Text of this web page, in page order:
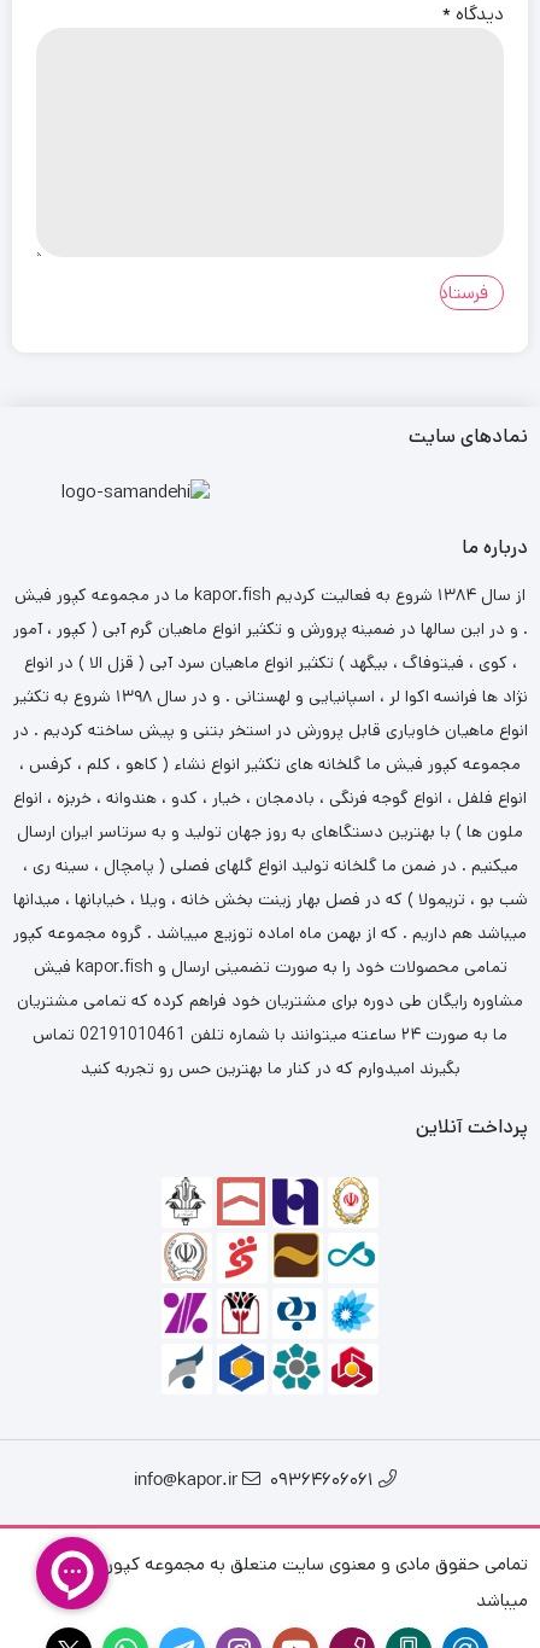
دیدگاه*
نمادهای سایت
درباره ما
ما در مجموعه کپور فیش kapor.fish از سال ۱۳۸۴ شروع به فعالیت کردیم
. و در این سالها در ضمینه پرورش و تکثیر انواع ماهیان گرم آبی ( کپور ، آمور
، کوی ، فیتوفاگ ، بیگهد ) تکثیر انواع ماهیان سرد آبی ( قزل الا ) در انواع
نژاد ها فرانسه اکوا لر ، اسپانیایی و لهستانی . و در سال ۱۳۹۸ شروع به تکثیر
انواع ماهیان خاویاری قابل پرورش در استخر بتنی و پیش ساخته کردیم . در
مجموعه کپور فیش ما گلخانه های تکثیر انواع نشاء ( کاهو ، کلم ، کرفس ،
انواع فلفل ، انواع گوجه فرنگی ، بادمجان ، خیار ، کدو ، هندوانه ، خربزه ، انواع
ملون ها ) با بهترین دستگاهای به روز جهان تولید و به سرتاسر ایران ارسال
میکنیم . در ضمن ما گلخانه تولید انواع گلهای فصلی ( پامچال ، سینه ری ،
شب بو ، تریمولا ) که در فصل بهار زینت بخش خانه ، ویلا ، خیابانها ، میدانها
میباشد هم داریم . که از بهمن ماه اماده توزیع مییاشد . گروه مجموعه کپور
فیش kapor.fish تمامی محصولات خود را به صورت تضمینی ارسال و
مشاوره رایگان طی دوره برای مشتریان خود فراهم کرده که تمامی مشتریان
ما به صورت ۲۴ ساعته میتوانند با شماره تلفن 02191010461 تماس
بگیرند امیدوارم که در کنار ما بهترین حس رو تجربه کنید
پرداخت آنلاین
09364606061
info@kapor.ir
تمامی حقوق مادی و معنوی سایت متعلق به مجموعه کپور فیش
میباشد